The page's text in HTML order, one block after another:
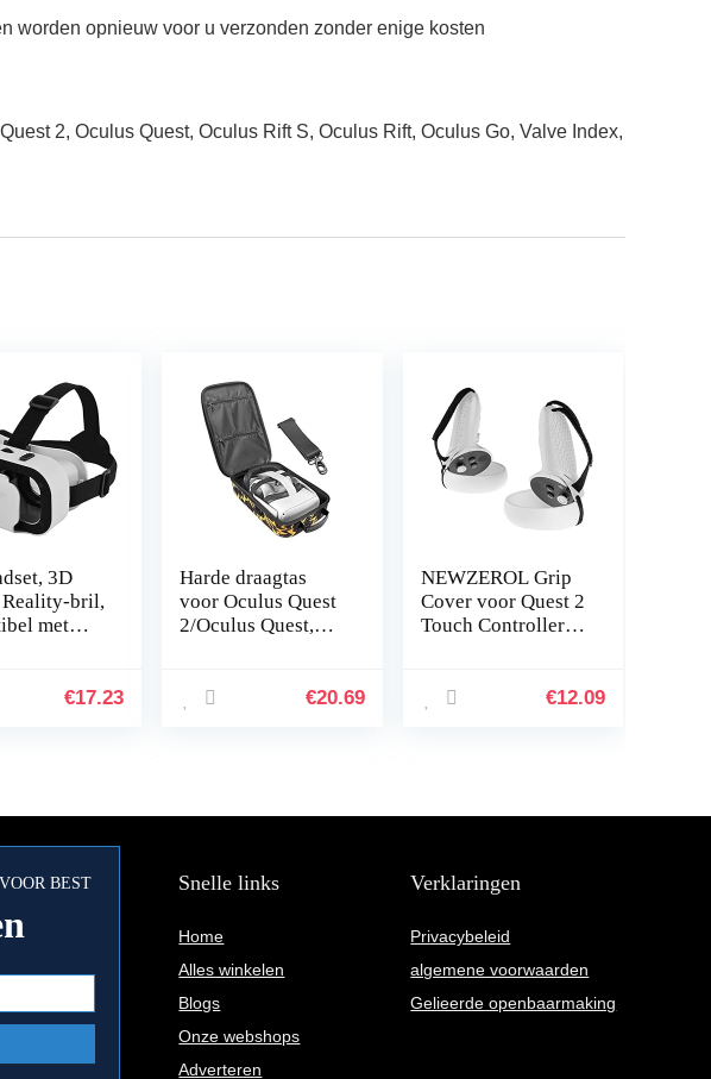
worden opnieuw voor u verzonden zonder enige kosten
2, Oculus Quest, Oculus Rift S, Oculus Rift, Oculus Go, Valve Index,
3D
bril,
met
€17.23
Harde draagtas
voor Oculus Quest
2/Oculus Quest,
Beschermende €20.69
NEWZEROL Grip
Cover voor Quest 2
Touch Controller
Sleeve Accessoires
€12.09
BEST Snelle links
Home
Alles winkelen
Blogs
Onze webshops
Adverteren
Verklaringen
Privacybeleid
algemene voorwaarden
Gelieerde openbaarmaking